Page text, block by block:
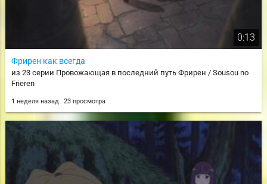
0:13
Фрирен как всегда
из 23 серии Провожающая в последний путь Фрирен / Sousou no
Frieren
1 неделя назад 23 просмотра